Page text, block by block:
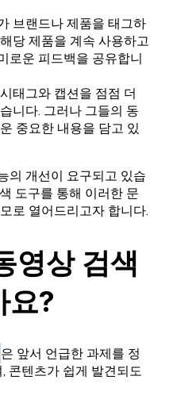
브랜드나 제품을 태그하
당 제품을 계속 사용하고
로운 피드백을 공유합니
태그와 캡션을 점점 더
니다. 그러나 그들의 동
중요한 내용을 담고 있
의 개선이 요구되고 있습
도구를 통해 이러한 문
로 열어드리고자 합니다.
영상 검색
요?
은 앞서 언급한 과제를 정
콘텐츠가 쉽게 발견되도